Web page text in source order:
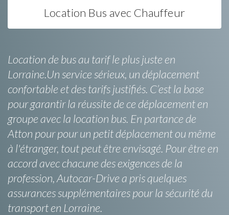
Location Bus avec Chauffeur
Location de bus au tarif le plus juste en
Lorraine.Un service sérieux, un déplacement
confortable et des tarifs justifiés. C’est la base
pour garantir la réussite de ce déplacement en
groupe avec la location bus. En partance de
Atton pour pour un petit déplacement ou même
à l'étranger, tout peut être envisagé. Pour être en
accord avec chacune des exigences de la
profession, Autocar-Drive a pris quelques
assurances supplémentaires pour la sécurité du
transport en Lorraine.